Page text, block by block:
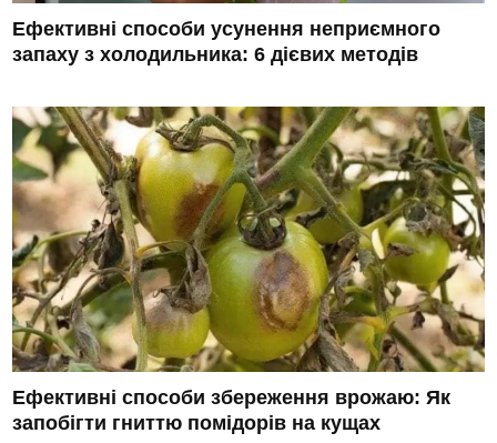
Ефективні способи усунення неприємного
запаху з холодильника: 6 дієвих методів
Ефективні способи збереження врожаю: Як
запобігти гниттю помідорів на кущах